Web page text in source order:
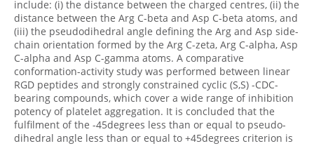
include: (i) the distance between the charged centres, (ii) the
distance between the Arg C-beta and Asp C-beta atoms, and
(iii) the pseudodihedral angle defining the Arg and Asp side-
chain orientation formed by the Arg C-zeta, Arg C-alpha, Asp
C-alpha and Asp C-gamma atoms. A comparative
conformation-activity study was performed between linear
RGD peptides and strongly constrained cyclic (S,S) -CDC-
bearing compounds, which cover a wide range of inhibition
potency of platelet aggregation. It is concluded that the
fulfilment of the -45degrees less than or equal to pseudo-
dihedral angle less than or equal to +45degrees criterion is